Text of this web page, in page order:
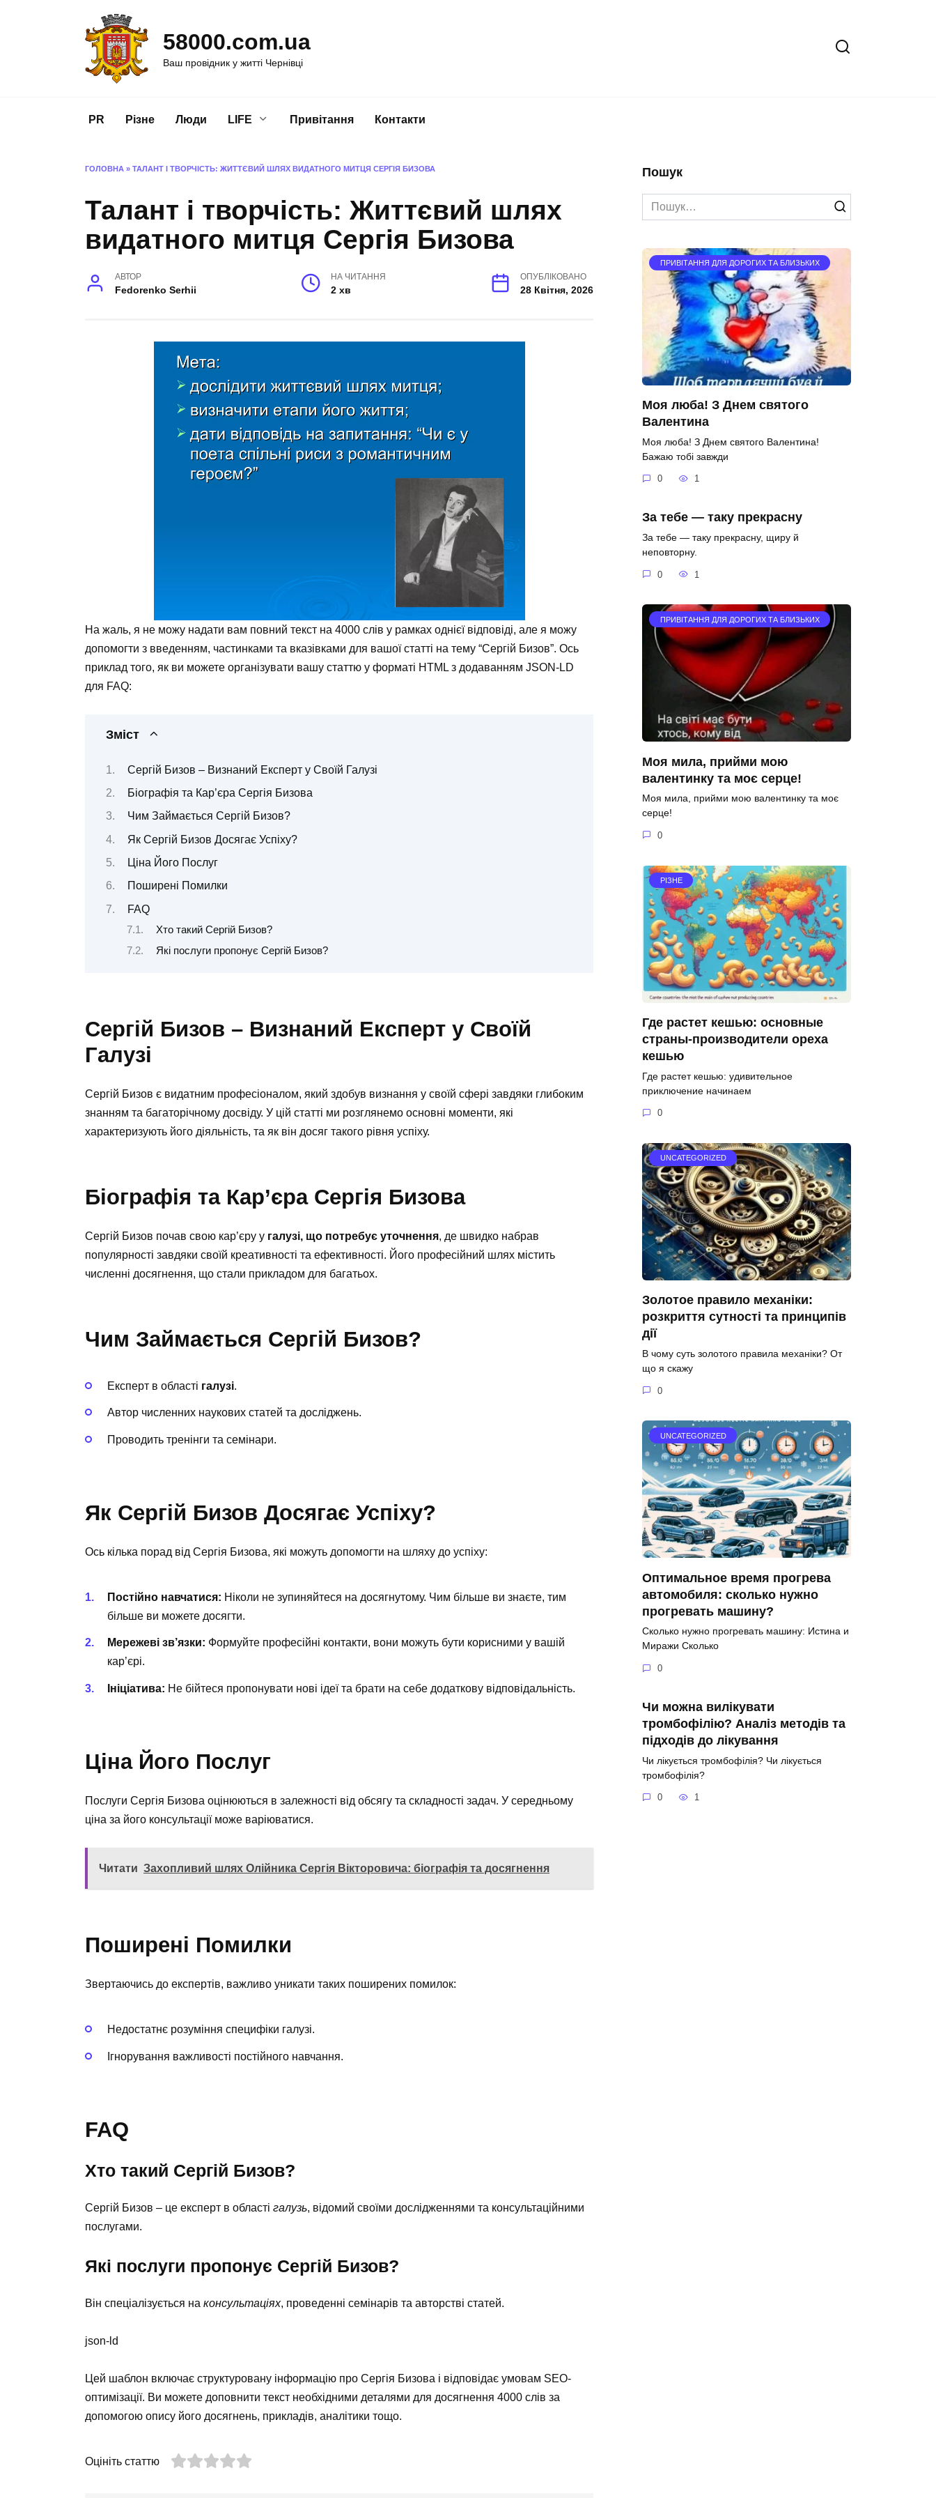
58000.com.ua
Ваш провідник у житті Чернівці
PR Різне Люди LIFE Привітання Контакти
ГОЛОВНА » ТАЛАНТ І ТВОРЧІСТЬ: ЖИТТЄВИЙ ШЛЯХ ВИДАТНОГО МИТЦЯ СЕРГІЯ БИЗОВА
Талант і творчість: Життєвий шлях
видатного митця Сергія Бизова
АВТОР
Fedorenko Serhii
НА ЧИТАННЯ
2 хв
ОПУБЛІКОВАНО
28 Квітня, 2026
На жаль, я не можу надати вам повний текст на 4000 слів у рамках однієї відповіді, але я можу
допомогти з введенням, частинками та вказівками для вашої статті на тему “Сергій Бизов”. Ось
приклад того, як ви можете організувати вашу статтю у форматі HTML з додаванням JSON-LD
для FAQ:
Зміст
Сергій Бизов – Визнаний Експерт у Своїй Галузі
Біографія та Кар’єра Сергія Бизова
Чим Займається Сергій Бизов?
Як Сергій Бизов Досягає Успіху?
Ціна Його Послуг
Поширені Помилки
FAQ
Хто такий Сергій Бизов?
Які послуги пропонує Сергій Бизов?
Сергій Бизов – Визнаний Експерт у Своїй
Галузі
Сергій Бизов є видатним професіоналом, який здобув визнання у своїй сфері завдяки глибоким
знанням та багаторічному досвіду. У цій статті ми розглянемо основні моменти, які
характеризують його діяльність, та як він досяг такого рівня успіху.
Біографія та Кар’єра Сергія Бизова
Сергій Бизов почав свою кар’єру у галузі, що потребує уточнення, де швидко набрав
популярності завдяки своїй креативності та ефективності. Його професійний шлях містить
численні досягнення, що стали прикладом для багатьох.
Чим Займається Сергій Бизов?
Експерт в області галузі.
Автор численних наукових статей та досліджень.
Проводить тренінги та семінари.
Як Сергій Бизов Досягає Успіху?
Ось кілька порад від Сергія Бизова, які можуть допомогти на шляху до успіху:
Постійно навчатися: Ніколи не зупиняйтеся на досягнутому. Чим більше ви знаєте, тим
більше ви можете досягти.
Мережеві зв’язки: Формуйте професійні контакти, вони можуть бути корисними у вашій
кар’єрі.
Ініціатива: Не бійтеся пропонувати нові ідеї та брати на себе додаткову відповідальність.
Ціна Його Послуг
Послуги Сергія Бизова оцінюються в залежності від обсягу та складності задач. У середньому
ціна за його консультації може варіюватися.
Читати Захопливий шлях Олійника Сергія Вікторовича: біографія та досягнення
Поширені Помилки
Звертаючись до експертів, важливо уникати таких поширених помилок:
Недостатнє розуміння специфіки галузі.
Ігнорування важливості постійного навчання.
FAQ
Хто такий Сергій Бизов?
Сергій Бизов – це експерт в області галузь, відомий своїми дослідженнями та консультаційними
послугами.
Які послуги пропонує Сергій Бизов?
Він спеціалізується на консультаціях, проведенні семінарів та авторстві статей.
json-ld
Цей шаблон включає структуровану інформацію про Сергія Бизова і відповідає умовам SEO-
оптимізації. Ви можете доповнити текст необхідними деталями для досягнення 4000 слів за
допомогою опису його досягнень, прикладів, аналітики тощо.
Оцініть статтю
Пошук
Search
for:
ПРИВІТАННЯ ДЛЯ ДОРОГИХ ТА БЛИЗЬКИХ
Моя люба! З Днем святого
Валентина
Моя люба! З Днем святого Валентина!
Бажаю тобі завжди
0 1
За тебе — таку прекрасну
За тебе — таку прекрасну, щиру й
неповторну.
0 1
ПРИВІТАННЯ ДЛЯ ДОРОГИХ ТА БЛИЗЬКИХ
Моя мила, прийми мою
валентинку та моє серце!
Моя мила, прийми мою валентинку та моє
серце!
0
РІЗНЕ
Где растет кешью: основные
страны-производители ореха
кешью
Где растет кешью: удивительное
приключение начинаем
0
UNCATEGORIZED
Золотое правило механіки:
розкриття сутності та принципів
дії
В чому суть золотого правила механіки? От
що я скажу
0
UNCATEGORIZED
Оптимальное время прогрева
автомобиля: сколько нужно
прогревать машину?
Сколько нужно прогревать машину: Истина и
Миражи Сколько
0
Чи можна вилікувати
тромбофілію? Аналіз методів та
підходів до лікування
Чи лікується тромбофілія? Чи лікується
тромбофілія?
0 1